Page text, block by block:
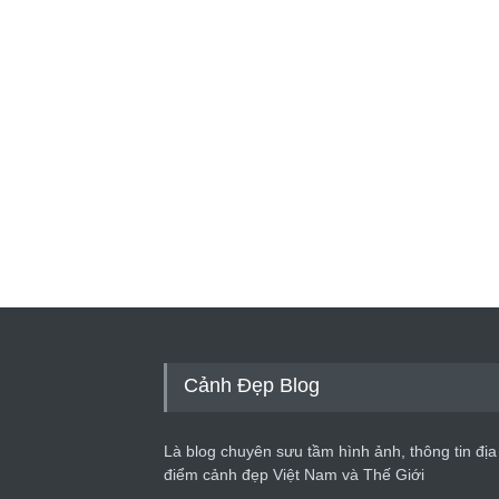
Cảnh Đẹp Blog
Là blog chuyên sưu tầm hình ảnh, thông tin địa
điểm cảnh đẹp Việt Nam và Thế Giới